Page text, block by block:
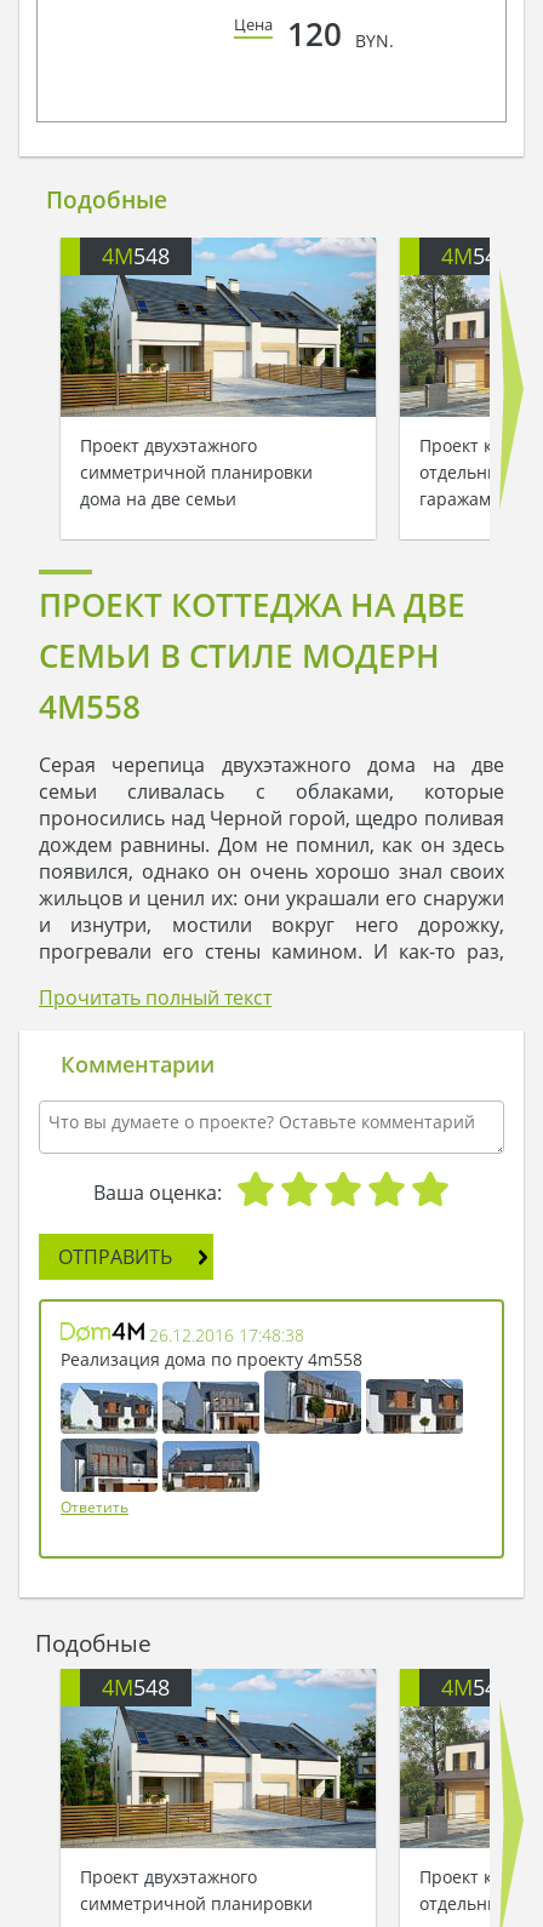
Цена 120 BYN.
Подобные
4M548
Проект двухэтажного
симметричной планировки
дома на две семьи
4M544
Проект
отдельными
гаражами
ПРОЕКТ КОТТЕДЖА НА ДВЕ
СЕМЬИ В СТИЛЕ МОДЕРН
4M558
Серая черепица двухэтажного дома на две
семьи сливалась с облаками, которые
проносились над Черной горой, щедро поливая
дождем равнины. Дом не помнил, как он здесь
появился, однако он очень хорошо знал своих
жильцов и ценил их: они украшали его снаружи
и изнутри, мостили вокруг него дорожку,
прогревали его стены камином. И как-то раз,
Дома:
облаков, чтобы дотронуться крышей до звезд?
- Я понимаю тебя, Ветер, - отвечал Дом, - но мое
место здесь, на горе. Я ведь возник ради того,
чтобы оберегать своих жильцов от непогоды и
дарить им кров каждый день. Мое место здесь,
на горе.
туда, куда ты хочешь! - уговаривал Ветер.
- Свобода – это радость дарить то, что у тебя
есть, - сказал Дом. – Я дарю людям тепло камина,
потрясающие воображение виды из моих окон,
своими прогретыми стенами я защищаю людей
от мороза зимой и несу прохладу летом. Что
может быть лучше на свете?
Ветер удивленно покружился над статным
домом, теребя флигель на трубе. Он повернул
указатель на Запад, и улетел тревожить своей
силой иные края, а Дом остался на горе,
обитателей за уют…
Прочитать полный текст
Комментарии
Ваша оценка:
ОТПРАВИТЬ
26.12.2016 17:48:38
Реализация дома по проекту 4m558
Ответить
Подобные
4M548
Проект двухэтажного
симметричной планировки
4M544
Проект
отдельными